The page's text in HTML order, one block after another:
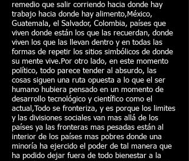
remedio que salir corriendo hacia donde hay
trabajo hacia donde hay alimento,México,
Guatemala, el Salvador, Colombia, países que
viven donde están los que las recuerdan, donde
viven los que las llevan dentro y en todas las
formas de repetir los sitios simbólicos de donde
su mente vive.Por otro lado, en este momento
político, todo parece tender al absurdo, las
cosas siguen una ruta opuesta a lo que el ser
humano hubiera pensado en un momento de
desarrollo tecnológico y científico como el
actual,Todo se fronteriza, y es porque los limites
y las divisiones sociales van mas allá de los
países ya las fronteras mas pesadas están al
interior de los países mas pobres donde una
minoría ha ejercido el poder de tal manera que
ha podido dejar fuera de todo bienestar a la